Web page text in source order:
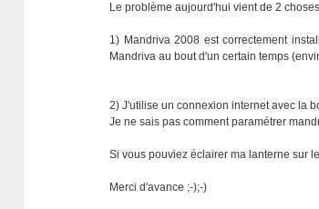
Le problème aujourd'hui vient de 2 choses
1) Mandriva 2008 est correctement
Mandriva au bout d'un certain temps
2) J'utilise un connexion internet avec la
Je ne sais pas comment paramétrer
Si vous pouviez éclairer ma lanterne sur
Merci d'avance ;-);-)